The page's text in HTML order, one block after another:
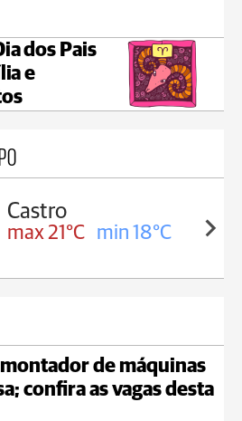
dos Pais
e
Castro
max 21°C min 18°C
de máquinas
confira as vagas desta